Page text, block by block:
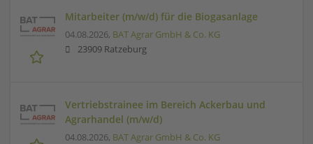
Mitarbeiter (m/w/d) für die Biogasanlage
04.08.2026, BAT Agrar GmbH & Co. KG
23909 Ratzeburg
Vertriebstrainee im Bereich Ackerbau und
Agrarhandel (m/w/d)
04.08.2026, BAT Agrar GmbH & Co. KG